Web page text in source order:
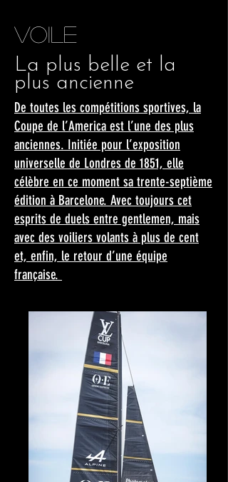
VOILE
La plus belle et la
plus ancienne
De toutes les compétitions sportives, la
Coupe de l’America est l’une des plus
anciennes. Initiée pour l’exposition
universelle de Londres de 1851, elle
célèbre en ce moment sa trente-septième
édition à Barcelone. Avec toujours cet
esprits de duels entre gentlemen, mais
avec des voiliers volants à plus de cent
et, enfin, le retour d’une équipe
française.